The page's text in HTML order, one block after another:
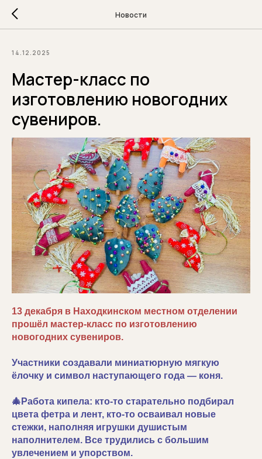
Новости
14.12.2025
Мастер-класс по
изготовлению новогодних
сувениров.
13 декабря в Находкинском местном отделении
прошёл мастер-класс по изготовлению
новогодних сувениров.
Участники создавали миниатюрную мягкую
ёлочку и символ наступающего года — коня.
🎄Работа кипела: кто-то старательно подбирал
цвета фетра и лент, кто-то осваивал новые
стежки, наполняя игрушки душистым
наполнителем. Все трудились с большим
увлечением и упорством.